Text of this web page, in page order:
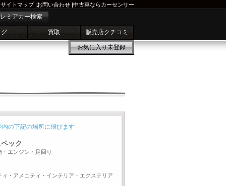
サイトマップ|お問い合わせ |中古車ならカーセンサー
ミアカー検索
買取 販売店クチコミ
お気に入り未登録
内の下記の場所に飛びます
ック
・エンジン・足回り
ィ・アメニティ・インテリア・エクステリア